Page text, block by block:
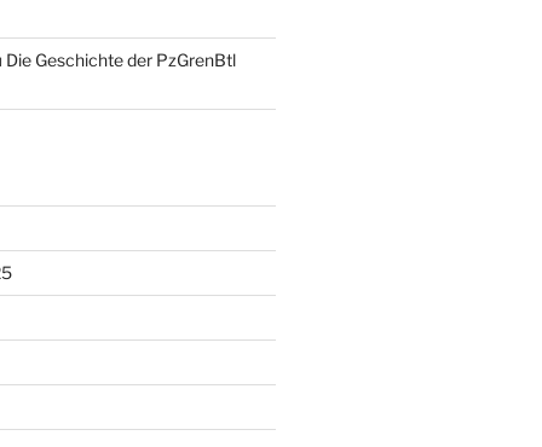
Die Geschichte der PzGrenBtl